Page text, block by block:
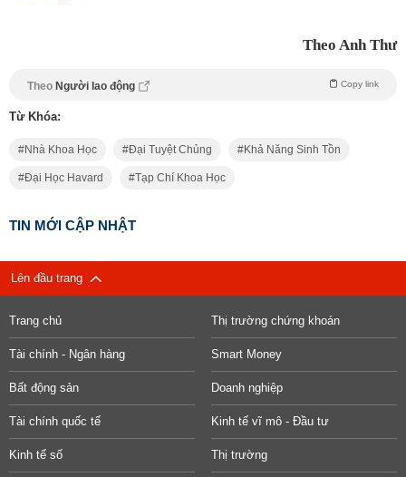
Theo Anh Thư
Theo Người lao động Copy link
Từ Khóa:
Nhà Khoa Học Đại Tuyệt Chủng Khả Năng Sinh Tồn
Đại Học Havard Tạp Chí Khoa Học
TIN MỚI CẬP NHẬT
Lên đầu trang
Trang chủ Thị trường chứng khoán
Tài chính - Ngân hàng Smart Money
Bất động sản Doanh nghiệp
Tài chính quốc tế Kinh tế vĩ mô - Đầu tư
Kinh tế số Thị trường